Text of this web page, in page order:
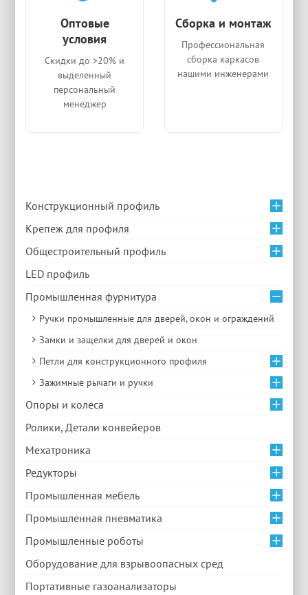
Оптовые
условия
Скидки до >20% и
выделенный
персональный
менеджер
Сборка и монтаж
Профессиональная
сборка каркасов
нашими инженерами
Конструкционный профиль
Крепеж для профиля
Общестроительный профиль
LED профиль
Промышленная фурнитура
Ручки промышленные для дверей, окон и ограждений
Замки и защелки для дверей и окон
Петли для конструкционного профиля
Зажимные рычаги и ручки
Опоры и колеса
Ролики, Детали конвейеров
Мехатроника
Редукторы
Промышленная мебель
Промышленная пневматика
Промышленные роботы
Оборудование для взрывоопасных сред
Портативные газоанализаторы